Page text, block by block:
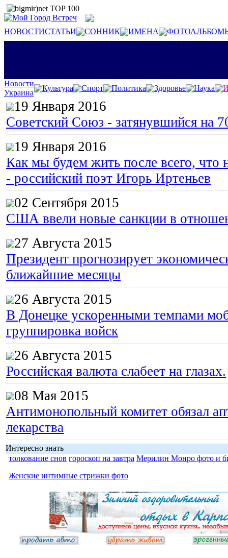
НОВОСТИСТАТЬИ СОННИК ИМЕНА
Новости
Украина
Культура Спорт Политика Здоровье Наука
19 Января 2016
Советский Союз - затянувшийся на
19 Января 2016
Как мы будем жить после всего, что
- российский поэт Игорь Иртеньев
02 Сентября 2015
США ввели новые санкции в
27 Августа 2015
Президент прогнозирует
ближайшие месяцы
26 Августа 2015
В Донецке ускоренными темпами
группировка войск
26 Августа 2015
Российская валюта слабеет на глазах.
08 Мая 2015
Антимонопольный комитет обязал
лекарства
Интересно знать
толкование снов гороскоп на завтра Мерилин Монро фото и
Женские интимные стрижки фото